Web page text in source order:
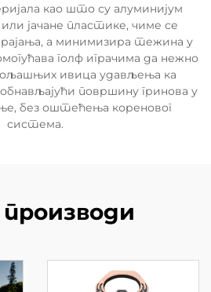
као што су алуминијум
јачане пластике, чиме се
а минимизира тежина у
голф играчима да нежно
ивица удављења ка
површину гринова у
без оштећења кореновог
система.